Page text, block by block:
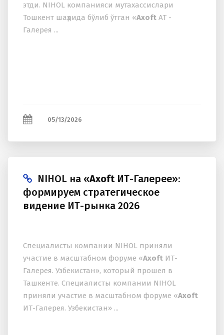
этди. NIHOL компанияси мутахассислари
Тошкент шаҳрида бўлиб ўтган «Axoft АТ -
Галерея ...
05/13/2026
NIHOL на «AxoftИТ-Галерее»:
формируем стратегическое
видение ИТ-рынка 2026
Специалисты компании NIHOL приняли
участие в масштабном форуме «Axoft ИТ-
Галерея. Узбекистан», который прошел в
Ташкенте. Специалисты компании NIHOL
приняли участие в масштабном форуме «Axoft
ИТ-Галерея. Узбекистан» ...